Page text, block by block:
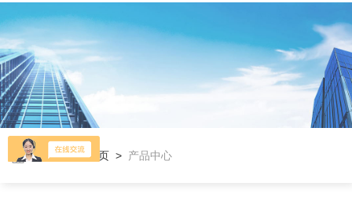
当前位置：首页 > 产品中心